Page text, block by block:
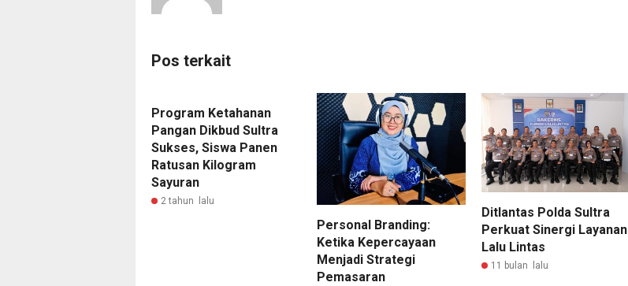
Pos terkait
Program Ketahanan
Pangan Dikbud Sultra
Sukses, Siswa Panen
Ratusan Kilogram
Sayuran
2 tahun lalu
Personal Branding:
Ketika Kepercayaan
Menjadi Strategi
Pemasaran
Ditlantas Polda Sultra
Perkuat Sinergi Layanan
Lalu Lintas
11 bulan lalu